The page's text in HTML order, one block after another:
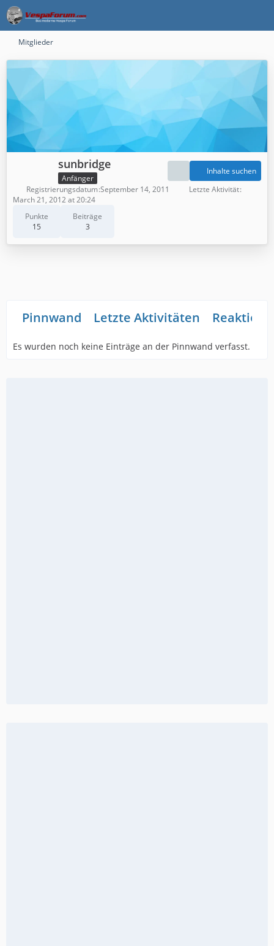
Mitglieder
sunbridge
Anfänger
Punkte
15
Beiträge
3
Inhalte suchen
Registrierungsdatum September 14, 2011
Letzte Aktivität
March 21, 2012 at 20:24
Pinnwand Letzte Aktivitäten
Es wurden noch keine Einträge an der Pinnwand verfasst.